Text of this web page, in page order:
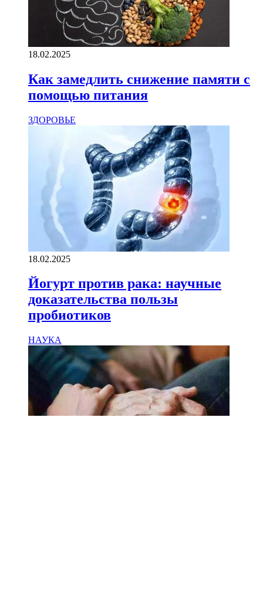
18.02.2025
Как замедлить снижение памяти с
помощью питания
ЗДОРОВЬЕ
18.02.2025
Йогурт против рака: научные
доказательства пользы
пробиотиков
НАУКА